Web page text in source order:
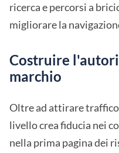
ricerca e percorsi a
migliorare la
Costruire
marchio
Oltre ad attirare
livello crea fiducia nei
nella prima pagina dei